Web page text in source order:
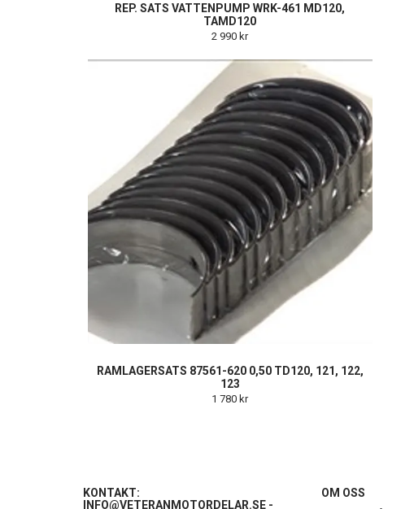
REP. SATS VATTENPUMP WRK-461 MD120,
TAMD120
2 990 kr
RAMLAGERSATS 87561-620 0,50 TD120, 121, 122,
123
1 780 kr
KONTAKT:
INFO@VETERANMOTORDELAR.SE -
OM OSS